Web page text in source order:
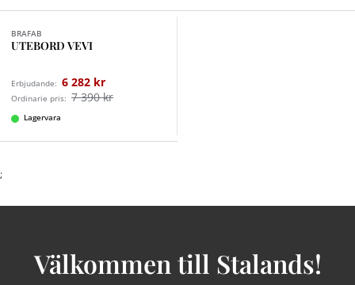
BRAFAB
UTEBORD VEVI
Erbjudande: 6 282 kr
Ordinarie pris: 7 390 kr
Lagervara
;
Välkommen till Stalands!